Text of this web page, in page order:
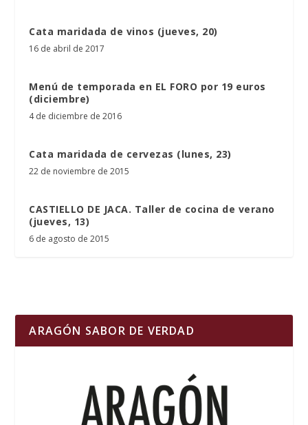
Cata maridada de vinos (jueves, 20)
16 de abril de 2017
Menú de temporada en EL FORO por 19 euros
(diciembre)
4 de diciembre de 2016
Cata maridada de cervezas (lunes, 23)
22 de noviembre de 2015
CASTIELLO DE JACA. Taller de cocina de verano
(jueves, 13)
6 de agosto de 2015
ARAGÓN SABOR DE VERDAD